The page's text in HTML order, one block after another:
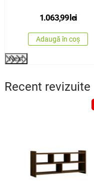
1.063,99lei
Adaugă în coș
Next
Recent revizuite